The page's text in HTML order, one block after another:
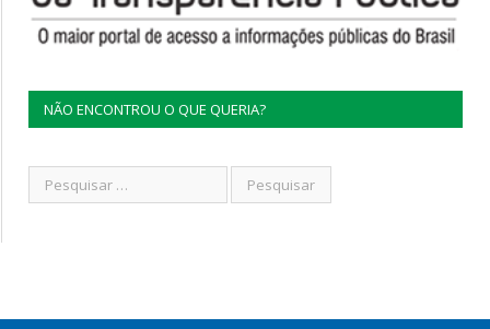
NÃO ENCONTROU O QUE QUERIA?